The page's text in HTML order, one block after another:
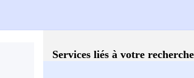
Services liés à votre recherche